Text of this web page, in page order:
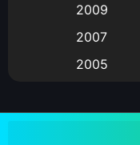
Big tits (นมใหญ่)
Bitch (ผู้หญิงร่าน)
2009
2007
2005
2001